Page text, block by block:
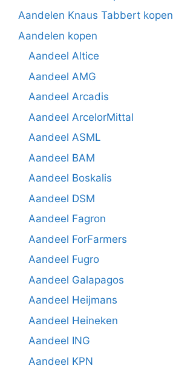
Aandelen Knaus Tabbert kopen
Aandelen kopen
Aandeel Altice
Aandeel AMG
Aandeel Arcadis
Aandeel ArcelorMittal
Aandeel ASML
Aandeel BAM
Aandeel Boskalis
Aandeel DSM
Aandeel Fagron
Aandeel ForFarmers
Aandeel Fugro
Aandeel Galapagos
Aandeel Heijmans
Aandeel Heineken
Aandeel ING
Aandeel KPN